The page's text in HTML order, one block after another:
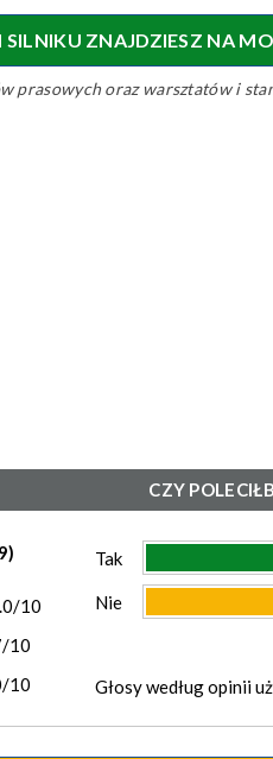
ZNAJDZIESZ NA
prasowych oraz warsztatów i
10
10
10
CZY
Tak
Nie
Głosy wedługopinii